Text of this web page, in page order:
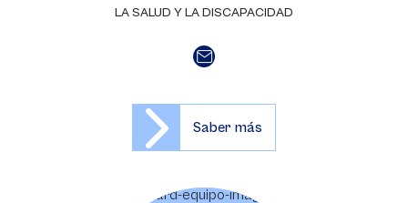
LA SALUD Y LA DISCAPACIDAD
Saber más